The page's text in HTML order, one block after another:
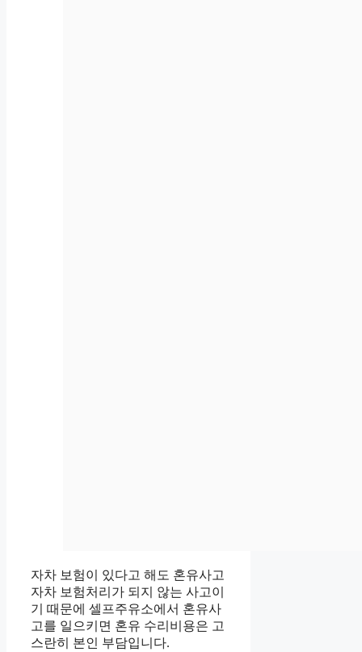
자차 보험이 있다고 해도 혼유사고
자차 보험처리가 되지 않는 사고이
기 때문에 셀프주유소에서 혼유사
고를 일으키면 혼유 수리비용은 고
스란히 본인 부담입니다.